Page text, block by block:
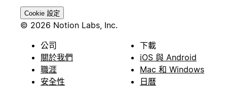
Cookie 設定
© 2026 Notion Labs, Inc.
公司
關於我們
職涯
安全性
下載
iOS 與 Android
Mac 和 Windows
日曆